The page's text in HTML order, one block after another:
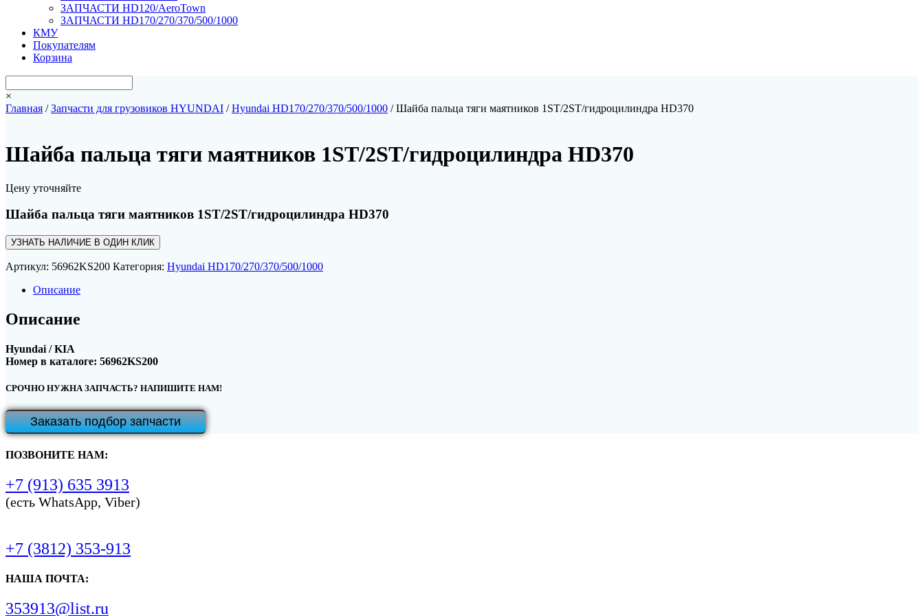
ЗАПЧАСТИ HD120/AeroTown
ЗАПЧАСТИ HD170/270/370/500/1000
КМУ
Покупателям
Корзина
×
Главная /Запчасти для грузовиков HYUNDAI /Hyundai HD170/270/370/500/1000 / Шайба пальца тяги маятников 1ST/2ST/гидроцилиндра HD370
Шайба пальца тяги маятников 1ST/2ST/гидроцилиндра HD370
Цену уточняйте
Шайба пальца тяги маятников 1ST/2ST/гидроцилиндра HD370
УЗНАТЬ НАЛИЧИЕ В ОДИН КЛИК
Артикул: 56962KS200 Категория: Hyundai HD170/270/370/500/1000
Описание
Описание
Hyundai / KIA
Номер в каталоге: 56962KS200
СРОЧНО НУЖНА ЗАПЧАСТЬ? НАПИШИТЕ НАМ!
Заказать подбор запчасти
ПОЗВОНИТЕ НАМ:
+7 (913) 635 3913
(есть WhatsApp, Viber)
+7 (3812) 353-913
НАША ПОЧТА:
353913@list.ru